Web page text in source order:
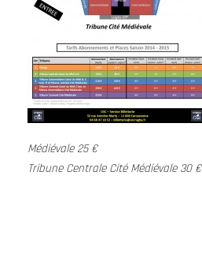
Médiévale 25 €
Tribune Centrale Cité Médiévale 30 €